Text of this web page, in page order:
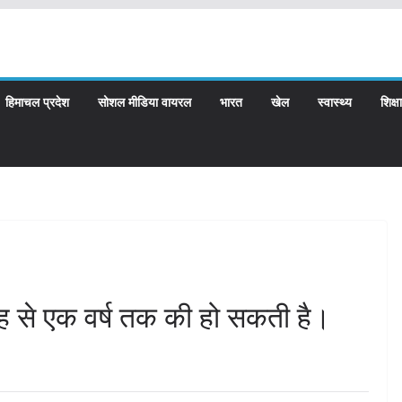
हिमाचल प्रदेश सोशल मीडिया वायरल भारत खेल स्वास्थ्य शिक्षा
से एक वर्ष तक की हो सकती है।